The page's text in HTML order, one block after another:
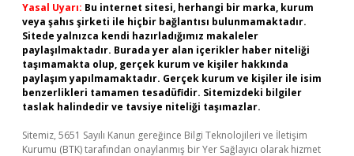
Yasal Uyarı: Bu internet sitesi, herhangi bir marka, kurum
veya şahıs şirketi ile hiçbir bağlantısı bulunmamaktadır.
Sitede yalnızca kendi hazırladığımız makaleler
paylaşılmaktadır. Burada yer alan içerikler haber niteliği
taşımamakta olup, gerçek kurum ve kişiler hakkında
paylaşım yapılmamaktadır. Gerçek kurum ve kişiler ile isim
benzerlikleri tamamen tesadüfidir. Sitemizdeki bilgiler
taslak halindedir ve tavsiye niteliği taşımazlar.
Sitemiz, 5651 Sayılı Kanun gereğince Bilgi Teknolojileri ve İletişim
Kurumu (BTK) tarafından onaylanmış bir Yer Sağlayıcı olarak hizmet